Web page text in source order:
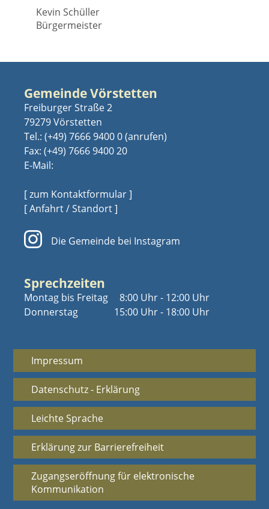
Kevin Schüller
Bürgermeister
Gemeinde Vörstetten
Freiburger Straße 2
79279 Vörstetten
Tel.: (+49) 7666 9400 0
Fax: (+49) 7666 9400 20
E-Mail:
[ zum Kontaktformular ]
[ Anfahrt / Standort ]
Die Gemeinde bei Instagram
Sprechzeiten
Montag bis Freitag
Donnerstag
8:00 Uhr - 12:00 Uhr
15:00 Uhr - 18:00 Uhr
Impressum
Datenschutz - Erklärung
Leichte Sprache
Erklärung zur Barrierefreiheit
Zugangseröffnung für elektronische
Kommunikation